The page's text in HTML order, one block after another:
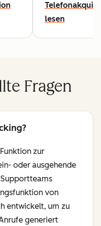
Telefonakquise
lesen
Fragen
zur
oder ausgehende
von
entwickelt, um zu
generiert